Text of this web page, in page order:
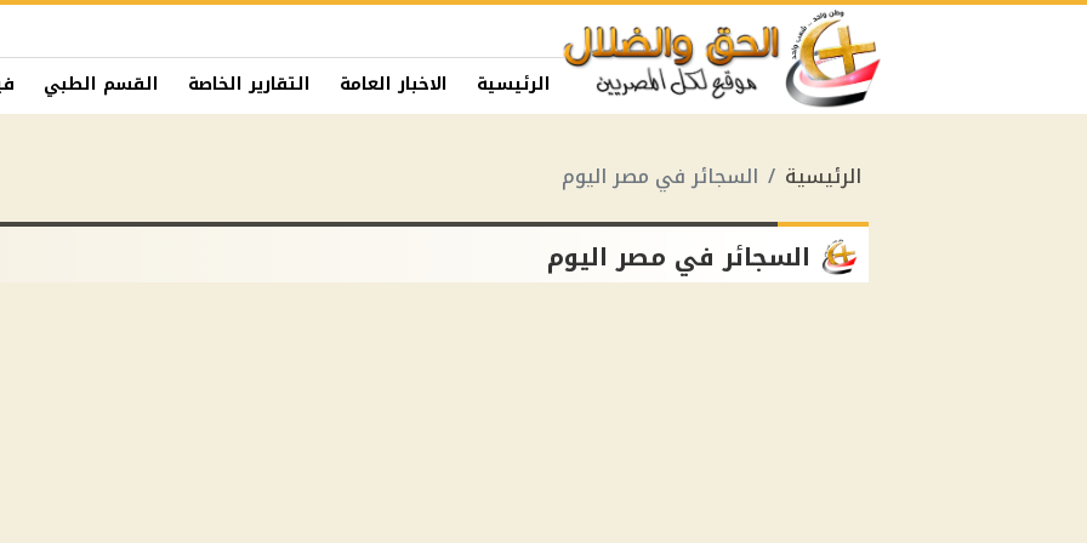
الرئيسية الاخبار العامة التقارير الخاصة القسم الطبي
الرئيسية السجائر في مصر اليوم
السجائر في مصر اليوم